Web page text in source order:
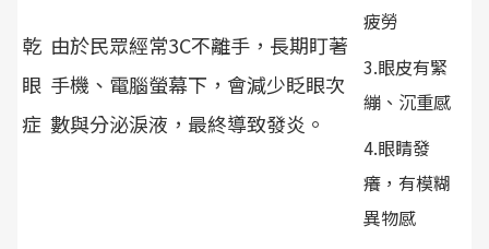
乾
眼
症
由於民眾經常3C不離手，長期盯著
手機、電腦螢幕下，會減少眨眼次
數與分泌淚液，最終導致發炎。
疲勞
3.眼皮有緊
繃、沉重感
4.眼睛發
癢，有模糊
異物感